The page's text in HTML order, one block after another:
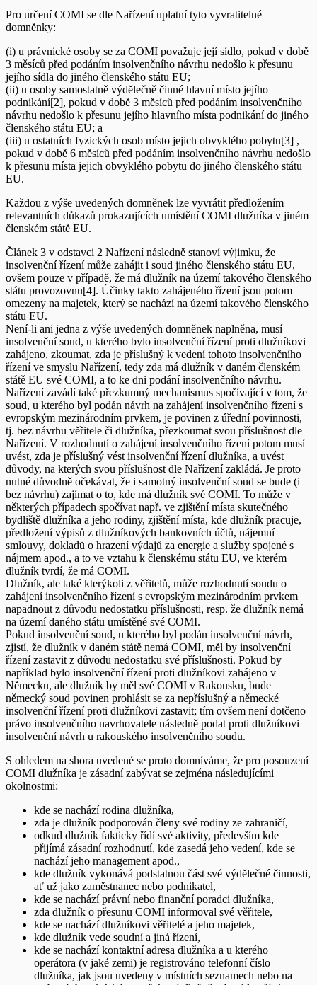
Pro určení COMI se dle Nařízení uplatní tyto vyvratitelné
domněnky:
(i) u právnické osoby se za COMI považuje její sídlo, pokud v době
3 měsíců před podáním insolvenčního návrhu nedošlo k přesunu
jejího sídla do jiného členského státu EU;
(ii) u osoby samostatně výdělečně činné hlavní místo jejího
podnikání[2], pokud v době 3 měsíců před podáním insolvenčního
návrhu nedošlo k přesunu jejího hlavního místa podnikání do jiného
členského státu EU; a
(iii) u ostatních fyzických osob místo jejich obvyklého pobytu[3] ,
pokud v době 6 měsíců před podáním insolvenčního návrhu nedošlo
k přesunu místa jejich obvyklého pobytu do jiného členského státu
EU.
Každou z výše uvedených domněnek lze vyvrátit předložením
relevantních důkazů prokazujících umístění COMI dlužníka v jiném
členském státě EU.
Článek 3 v odstavci 2 Nařízení následně stanoví výjimku, že
insolvenční řízení může zahájit i soud jiného členského státu EU,
ovšem pouze v případě, že má dlužník na území takového členského
státu provozovnu[4]. Účinky takto zahájeného řízení jsou potom
omezeny na majetek, který se nachází na území takového členského
státu EU.
Není-li ani jedna z výše uvedených domněnek naplněna, musí
insolvenční soud, u kterého bylo insolvenční řízení proti dlužníkovi
zahájeno, zkoumat, zda je příslušný k vedení tohoto insolvenčního
řízení ve smyslu Nařízení, tedy zda má dlužník v daném členském
státě EU své COMI, a to ke dni podání insolvenčního návrhu.
Nařízení zavádí také přezkumný mechanismus spočívající v tom, že
soud, u kterého byl podán návrh na zahájení insolvenčního řízení s
evropským mezinárodním prvkem, je povinen z úřední povinnosti,
tj. bez návrhu věřitele či dlužníka, přezkoumat svou příslušnost dle
Nařízení. V rozhodnutí o zahájení insolvenčního řízení potom musí
uvést, zda je příslušný vést insolvenční řízení dlužníka, a uvést
důvody, na kterých svou příslušnost dle Nařízení zakládá. Je proto
nutné důvodně očekávat, že i samotný insolvenční soud se bude (i
bez návrhu) zajímat o to, kde má dlužník své COMI. To může v
některých případech spočívat např. ve zjištění místa skutečného
bydliště dlužníka a jeho rodiny, zjištění místa, kde dlužník pracuje,
předložení výpisů z dlužníkových bankovních účtů, nájemní
smlouvy, dokladů o hrazení výdajů za energie a služby spojené s
nájmem apod., a to ve vztahu k členskému státu EU, ve kterém
dlužník tvrdí, že má COMI.
Dlužník, ale také kterýkoli z věřitelů, může rozhodnutí soudu o
zahájení insolvenčního řízení s evropským mezinárodním prvkem
napadnout z důvodu nedostatku příslušnosti, resp. že dlužník nemá
na území daného státu umístěné své COMI.
Pokud insolvenční soud, u kterého byl podán insolvenční návrh,
zjistí, že dlužník v daném státě nemá COMI, měl by insolvenční
řízení zastavit z důvodu nedostatku své příslušnosti. Pokud by
například bylo insolvenční řízení proti dlužníkovi zahájeno v
Německu, ale dlužník by měl své COMI v Rakousku, bude
německý soud povinen prohlásit se za nepříslušný a německé
insolvenční řízení proti dlužníkovi zastavit; tím ovšem není dotčeno
právo insolvenčního navrhovatele následně podat proti dlužníkovi
insolvenční návrh u rakouského insolvenčního soudu.
S ohledem na shora uvedené se proto domníváme, že pro posouzení
COMI dlužníka je zásadní zabývat se zejména následujícími
okolnostmi:
kde se nachází rodina dlužníka,
zda je dlužník podporován členy své rodiny ze zahraničí,
odkud dlužník fakticky řídí své aktivity, především kde
přijímá zásadní rozhodnutí, kde zasedá jeho vedení, kde se
nachází jeho management apod.,
kde dlužník vykonává podstatnou část své výdělečné činnosti,
ať už jako zaměstnanec nebo podnikatel,
kde se nachází právní nebo finanční poradci dlužníka,
zda dlužník o přesunu COMI informoval své věřitele,
kde se nachází dlužníkovi věřitelé a jeho majetek,
kde dlužník vede soudní a jiná řízení,
kde se nachází kontaktní adresa dlužníka a u kterého
operátora (v jaké zemi) je registrováno telefonní číslo
dlužníka, jak jsou uvedeny v místních seznamech nebo na